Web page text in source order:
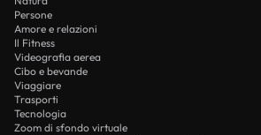
Persone
Amore e relazioni
Il Fitness
Videografia aerea
Cibo e bevande
Viaggiare
Trasporti
Tecnologia
Zoom di sfondo virtuale